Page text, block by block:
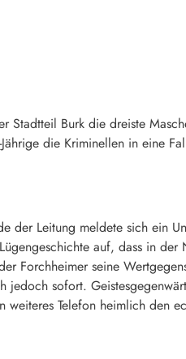
Stadtteil Burk die dreiste
die Kriminellen in eine
der Leitung meldete sich ein
auf, dass in
Forchheimer seine
jedoch sofort.
Telefon heimlich den